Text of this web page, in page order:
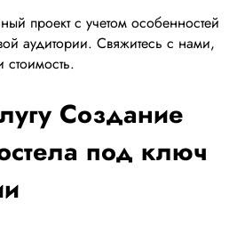
проект с учетом особенностей
аудитории. Свяжитесь с нами,
стоимость.
Создание
под ключ